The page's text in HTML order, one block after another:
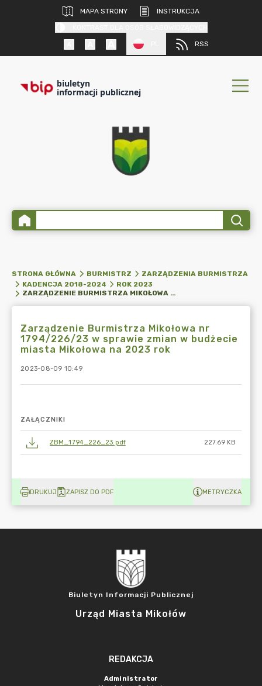
MAPA STRONY
INSTRUKCJA
RSS
biuletyn
informacji publicznej
STRONA GŁÓWNA BURMISTRZ
ZARZĄDZENIA BURMISTRZA
KADENCJA 2018-2024
ROK 2023
ZARZĄDZENIE BURMISTRZA MIKOŁOWA NR 1794/226/23 W SPRAWIE ZMIAN W BUDŻECIE MIASTA MIKOŁOWA NA 2023 ROK
Zarządzenie Burmistrza Mikołowa nr
1794/226/23 w sprawie zmian w budżecie
miasta Mikołowa na 2023 rok
2023-08-09 10:49
ZAŁĄCZNIKI
ZBM_1794_226_23.pdf 227.69 KB
DRUKUJ ZAPISZ DO PDF METRYCZKA
Biuletyn Informacji Publicznej
Urząd Miasta Mikołów
REDAKCJA
Administrator